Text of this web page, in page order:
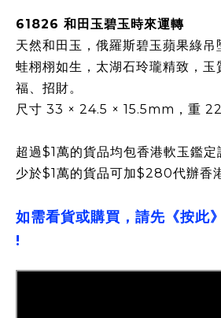
61826 和田玉碧玉時來運轉
天然和田玉，俄羅斯碧玉蘋果綠
蛙栩栩如生，太湖石玲瓏精致，玉
福、招財。
尺寸 33 × 24.5 × 15.5mm，重
超過$1萬的貨品均包香港軟玉鑑定
少於$1萬的貨品可加$280代辦香
如需看貨或購買，請先《按此
!